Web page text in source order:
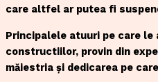
care altfel ar putea fi
Principalele atuuri pe care le
constructiilor, provin din
măiestria și dedicarea pe